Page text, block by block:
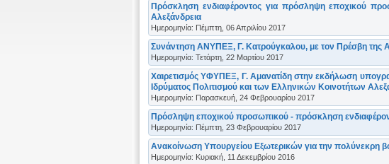
Πρόσκληση ενδιαφέροντος για πρόσληψη εποχικού
Αλεξάνδρεια
Ημερομηνία: Πέμπτη, 06 Απριλίου 2017
Συνάντηση ΑΝΥΠΕΞ, Γ. Κατρούγκαλου, με τον Πρέσβη της
Ημερομηνία: Τετάρτη, 22 Μαρτίου 2017
Χαιρετισμός ΥΦΥΠΕΞ, Γ. Αμανατίδη στην εκδήλωση
Ιδρύματος Πολιτισμού και των Ελληνικών Κοινοτήτων
Ημερομηνία: Παρασκευή, 24 Φεβρουαρίου 2017
Πρόσληψη εποχικού προσωπικού - πρόσκληση
Ημερομηνία: Πέμπτη, 23 Φεβρουαρίου 2017
Ανακοίνωση Υπουργείου Εξωτερικών για την πολύνεκρη
Ημερομηνία: Κυριακή, 11 Δεκεμβρίου 2016